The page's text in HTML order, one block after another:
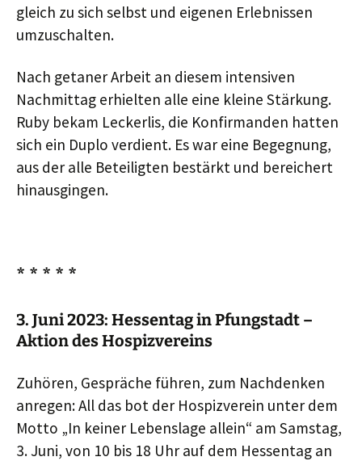
gleich zu sich selbst und eigenen Erlebnissen
umzuschalten.
Nach getaner Arbeit an diesem intensiven
Nachmittag erhielten alle eine kleine Stärkung.
Ruby bekam Leckerlis, die Konfirmanden hatten
sich ein Duplo verdient. Es war eine Begegnung,
aus der alle Beteiligten bestärkt und bereichert
hinausgingen.
* * * * *
3. Juni 2023: Hessentag in Pfungstadt –
Aktion des Hospizvereins
Zuhören, Gespräche führen, zum Nachdenken
anregen: All das bot der Hospizverein unter dem
Motto „In keiner Lebenslage allein“ am Samstag,
3. Juni, von 10 bis 18 Uhr auf dem Hessentag an